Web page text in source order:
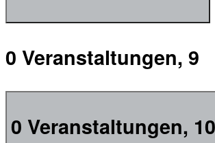
0 Veranstaltungen, 9
0 Veranstaltungen, 10